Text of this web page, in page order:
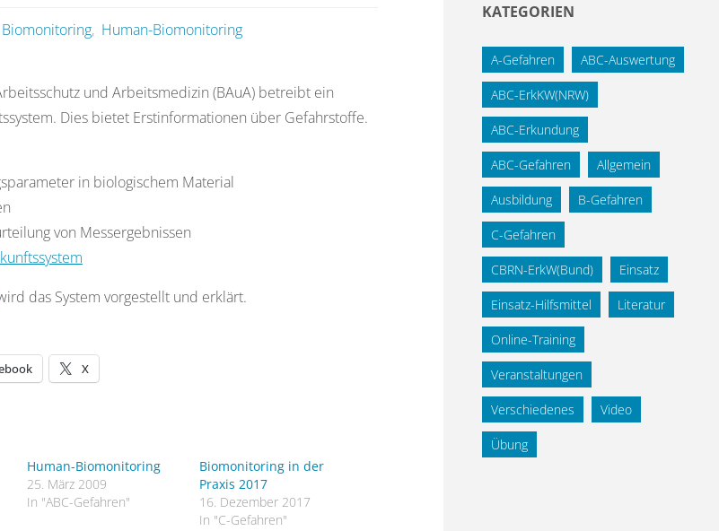
Biomonitoring, Human-Biomonitoring
und Arbeitsmedizin (BAuA) betreibt ein
Dies bietet Erstinformationen über Gefahrstoffe.
in biologischem Material
von Messergebnissen
das System vorgestellt und erklärt.
X
Human-Biomonitoring
25. März 2009
In "ABC-Gefahren"
Biomonitoring in der
Praxis 2017
16. Dezember 2017
In "C-Gefahren"
KATEGORIEN
A-Gefahren ABC-Auswertung
ABC-ErkKW(NRW)
ABC-Erkundung
ABC-Gefahren Allgemein
Ausbildung B-Gefahren
C-Gefahren
CBRN-ErkW(Bund) Einsatz
Einsatz-Hilfsmittel Literatur
Online-Training
Veranstaltungen
Verschiedenes Video
Übung